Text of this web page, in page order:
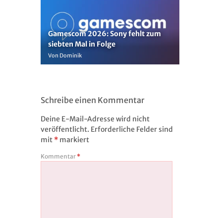
Gamescom 2026: Sony fehlt zum
siebten Mal in Folge
Von Dominik
Schreibe einen Kommentar
Deine E-Mail-Adresse wird nicht
veröffentlicht. Erforderliche Felder sind
mit * markiert
Kommentar *